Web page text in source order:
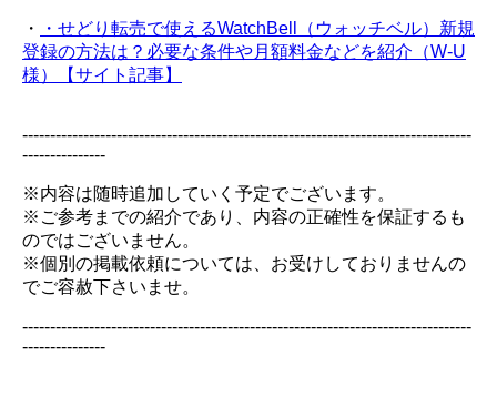
・
・せどり転売で使えるWatchBell（ウォッチベル）新規
登録の方法は？必要な条件や月額料金などを紹介（W-U
様）【サイト記事】
---------------------------------------------------------------------------------
---------------
※内容は随時追加していく予定でございます。
※ご参考までの紹介であり、内容の正確性を保証するも
のではございません。
※個別の掲載依頼については、お受けしておりませんの
でご容赦下さいませ。
---------------------------------------------------------------------------------
---------------